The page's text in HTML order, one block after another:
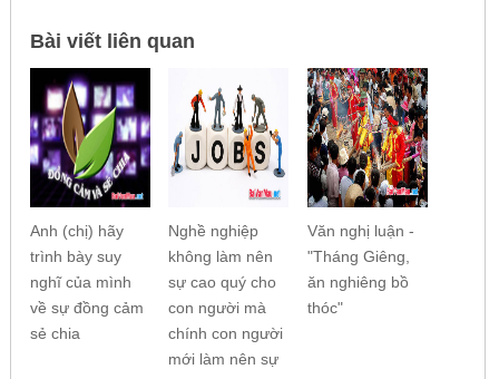
Bài viết liên quan
Anh (chị) hãy
trình bày suy
nghĩ của mình
về sự đồng cảm
sẻ chia
Nghề nghiệp
không làm nên
sự cao quý cho
con người mà
chính con người
mới làm nên sự
Văn nghị luận -
"Tháng Giêng,
ăn nghiêng bồ
thóc"